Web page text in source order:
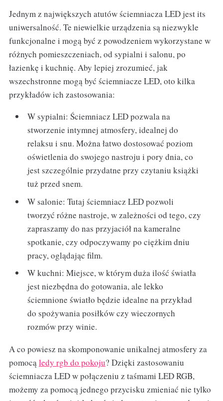
Jednym z największych atutów ściemniacza LED jest its
uniwersalność. Te niewielkie urządzenia są niezwykle
funkcjonalne i mogą być z powodzeniem wykorzystane w
różnych pomieszczeniach, od sypialni i salonu, po
łazienkę i kuchnię. Aby lepiej zrozumieć, jak
wszechstronne mogą być ściemniacze LED, oto kilka
przykładów ich zastosowania:
W sypialni: Ściemniacz LED pozwala na
stworzenie intymnej atmosfery, idealnej do
relaksu i snu. Można łatwo dostosować poziom
oświetlenia do swojego nastroju i pory dnia, co
jest szczególnie przydatne przy czytaniu książki
tuż przed snem.
W salonie: Tutaj ściemniacz LED pozwoli
tworzyć różne nastroje, w zależności od tego, czy
zapraszamy do nas przyjaciół na kameralne
spotkanie, czy odpoczywamy po ciężkim dniu
pracy, oglądając film.
W kuchni: Miejsce, w którym duża ilość światła
jest niezbędna do gotowania, ale lekko
ściemnione światło będzie idealne na przykład
do spożywania posiłków czy wieczornych
rozmów przy winie.
A co powiesz na skomponowanie unikalnej atmosfery za
pomocąledy rgb do pokoju? Dzięki zastosowaniu
ściemniacza LED w połączeniu z taśmami LED RGB,
możemy za pomocą jednego przycisku zmieniać nie tylko